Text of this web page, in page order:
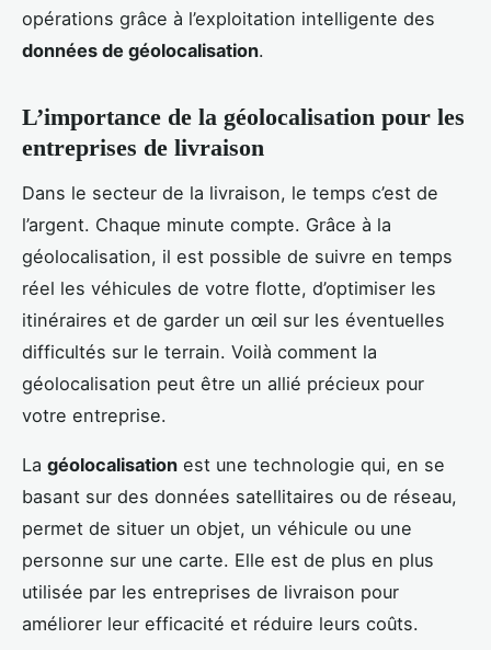
opérations grâce à l’exploitation intelligente des
données de géolocalisation.
L’importance de la géolocalisation pour les
entreprises de livraison
Dans le secteur de la livraison, le temps c’est de
l’argent. Chaque minute compte. Grâce à la
géolocalisation, il est possible de suivre en temps
réel les véhicules de votre flotte, d’optimiser les
itinéraires et de garder un œil sur les éventuelles
difficultés sur le terrain. Voilà comment la
géolocalisation peut être un allié précieux pour
votre entreprise.
La géolocalisation est une technologie qui, en se
basant sur des données satellitaires ou de réseau,
permet de situer un objet, un véhicule ou une
personne sur une carte. Elle est de plus en plus
utilisée par les entreprises de livraison pour
améliorer leur efficacité et réduire leurs coûts.